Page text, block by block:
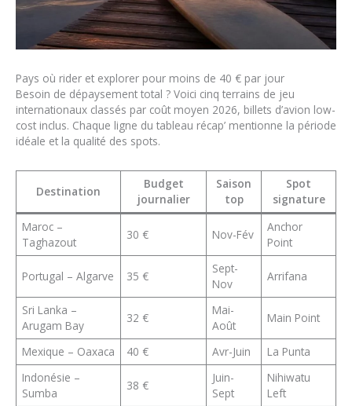
Pays où rider et explorer pour moins de 40 € par jour
Besoin de dépaysement total ? Voici cinq terrains de jeu
internationaux classés par coût moyen 2026, billets d’avion low-
cost inclus. Chaque ligne du tableau récap’ mentionne la période
idéale et la qualité des spots.
Destination
Budget
journalier
Saison
top
Spot
signature
Maroc –
Taghazout
30 € Nov-Fév
Anchor
Point
Portugal – Algarve 35 €
Sept-
Nov
Arrifana
Sri Lanka –
Arugam Bay
32 €
Mai-
Août
Main Point
Mexique – Oaxaca 40 € Avr-Juin
La Punta
Indonésie –
Sumba
38 €
Juin-
Sept
Nihiwatu
Left